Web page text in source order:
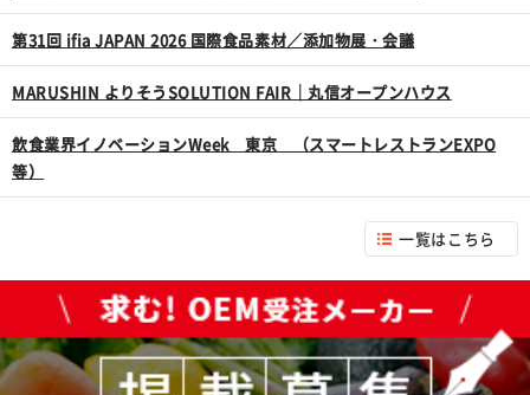
第31回 ifia JAPAN 2026 国際食品素材／添加物展・会議
MARUSHIN よりそうSOLUTION FAIR｜丸信オープンハウス
飲食業界イノベーションWeek 東京 （スマートレストランEXPO
等）
一覧はこちら